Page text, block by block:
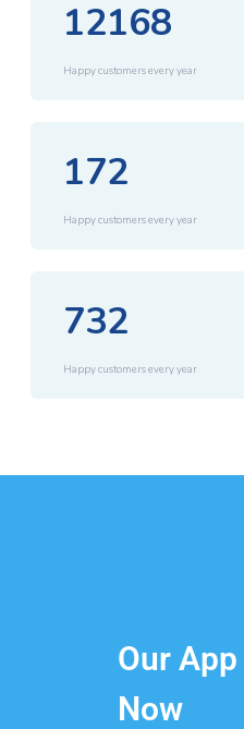
12168
Happy customers every year
172
Happy customers every year
732
Happy customers every year
Our
Now